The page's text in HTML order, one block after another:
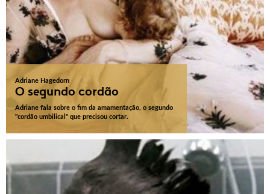
Adriane Hagedorn
O segundo cordão
Adriane fala sobre o fim da amamentação, o segundo
"cordão umbilical" que precisou cortar.